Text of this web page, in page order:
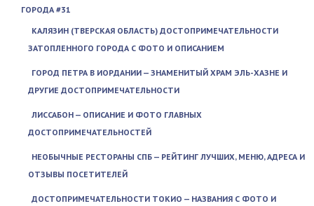
ГОРОДА #31
КАЛЯЗИН (ТВЕРСКАЯ ОБЛАСТЬ) ДОСТОПРИМЕЧАТЕЛЬНОСТИ
ЗАТОПЛЕННОГО ГОРОДА С ФОТО И ОПИСАНИЕМ
ГОРОД ПЕТРА В ИОРДАНИИ — ЗНАМЕНИТЫЙ ХРАМ ЭЛЬ-ХАЗНЕ И
ДРУГИЕ ДОСТОПРИМЕЧАТЕЛЬНОСТИ
ЛИССАБОН — ОПИСАНИЕ И ФОТО ГЛАВНЫХ
ДОСТОПРИМЕЧАТЕЛЬНОСТЕЙ
НЕОБЫЧНЫЕ РЕСТОРАНЫ СПБ — РЕЙТИНГ ЛУЧШИХ, МЕНЮ, АДРЕСА И
ОТЗЫВЫ ПОСЕТИТЕЛЕЙ
ДОСТОПРИМЕЧАТЕЛЬНОСТИ ТОКИО — НАЗВАНИЯ С ФОТО И